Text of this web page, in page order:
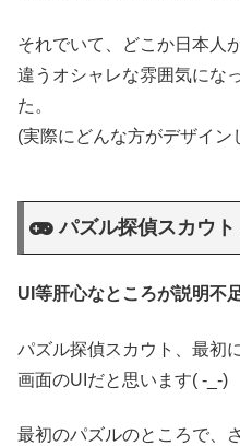
それでいて、どこか日本人
違うオシャレな雰囲気にな
た。
(実際にどんな方がデザイン
パズル探偵スカウ
UI等肝心なところが説明不
パズル探偵スカウト、最初
画面のUIだと思います( -_-)
最初のパズルのところで、